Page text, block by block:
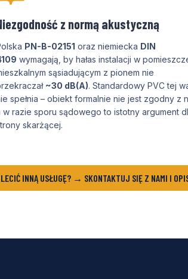
z normą akustyczną
PN-B-02151 oraz niemiecka DIN
wymagają, by hałas instalacji w
sąsiadującym z pionem nie
~30 dB(A). Standardowy PVC tej
spełnia – obiekt formalnie nie jest zgodny z
w razie sporu sądowego to istotny argument
skarżącej.
INNĄ USŁUGĘ? → SKONTAKTUJ SIĘ Z NAMI I